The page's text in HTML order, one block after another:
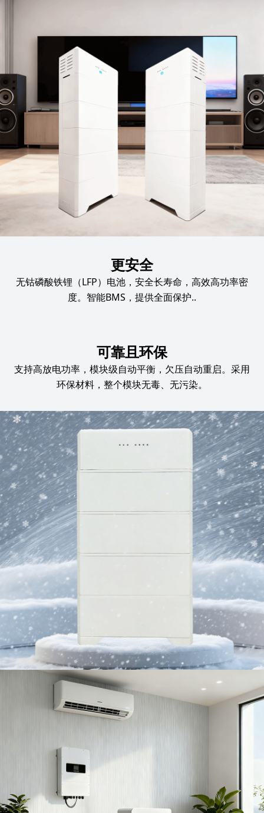
更安全
无钴磷酸铁锂（LFP）电池，安全长寿命，高效高功率密
度。智能BMS，提供全面保护..
可靠且环保
支持高放电功率，模块级自动平衡，欠压自动重启。采用
环保材料，整个模块无毒、无污染。